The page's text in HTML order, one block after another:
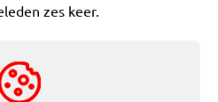
zes keer.